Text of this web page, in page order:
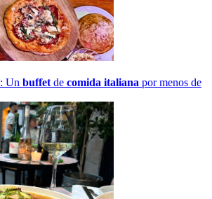
: Un buffet de comida italiana por menos de